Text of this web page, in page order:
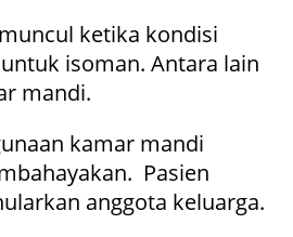
ketika kondisi
isoman. Antara lain
mandi.
kamar mandi
Pasien
anggota keluarga.